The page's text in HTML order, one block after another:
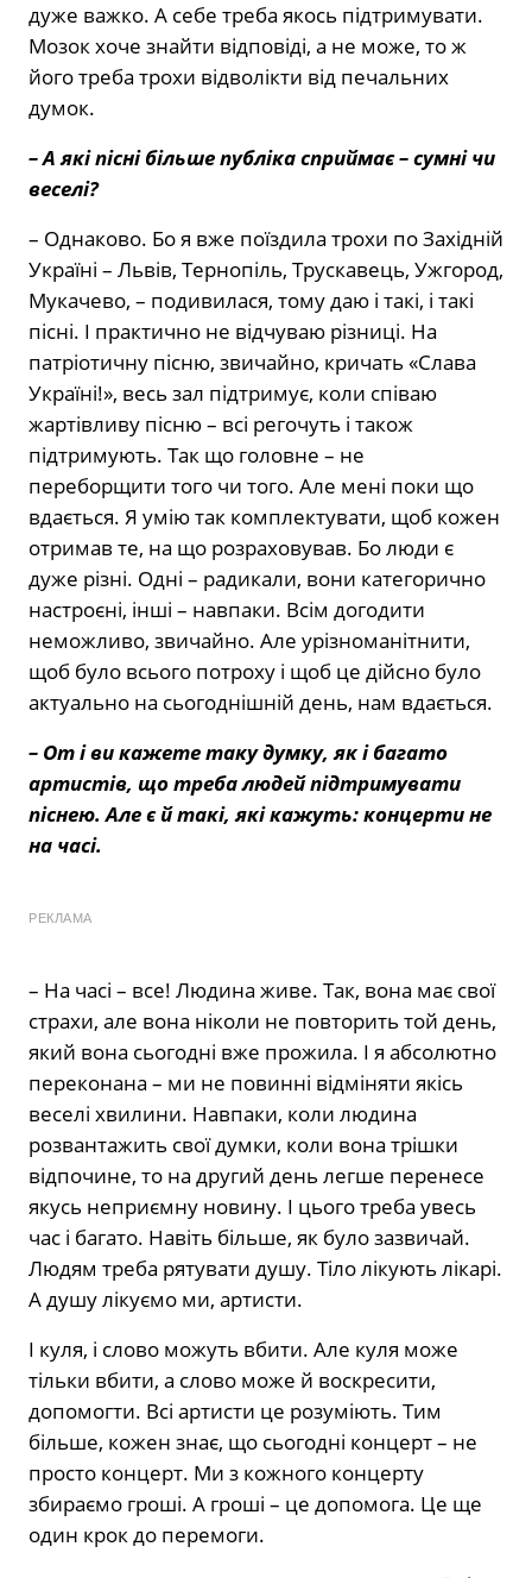
дуже важко. А себе треба якось підтримувати.
Мозок хоче знайти відповіді, а не може, то ж
його треба трохи відволікти від печальних
думок.
– А які пісні більше публіка сприймає – сумні чи
веселі?
– Однаково. Бо я вже поїздила трохи по Західній
Україні – Львів, Тернопіль, Трускавець, Ужгород,
Мукачево, – подивилася, тому даю і такі, і такі
пісні. І практично не відчуваю різниці. На
патріотичну пісню, звичайно, кричать «Слава
Україні!», весь зал підтримує, коли співаю
жартівливу пісню – всі регочуть і також
підтримують. Так що головне – не
переборщити того чи того. Але мені поки що
вдається. Я умію так комплектувати, щоб кожен
отримав те, на що розраховував. Бо люди є
дуже різні. Одні – радикали, вони категорично
настроєні, інші – навпаки. Всім догодити
неможливо, звичайно. Але урізноманітнити,
щоб було всього потроху і щоб це дійсно було
актуально на сьогоднішній день, нам вдається.
– От і ви кажете таку думку, як і багато
артистів, що треба людей підтримувати
піснею. Але є й такі, які кажуть: концерти не
на часі.
РЕКЛАМА
– На часі – все! Людина живе. Так, вона має свої
страхи, але вона ніколи не повторить той день,
який вона сьогодні вже прожила. І я абсолютно
переконана – ми не повинні відміняти якісь
веселі хвилини. Навпаки, коли людина
розвантажить свої думки, коли вона трішки
відпочине, то на другий день легше перенесе
якусь неприємну новину. І цього треба увесь
час і багато. Навіть більше, як було зазвичай.
Людям треба рятувати душу. Тіло лікують лікарі.
А душу лікуємо ми, артисти.
І куля, і слово можуть вбити. Але куля може
тільки вбити, а слово може й воскресити,
допомогти. Всі артисти це розуміють. Тим
більше, кожен знає, що сьогодні концерт – не
просто концерт. Ми з кожного концерту
збираємо гроші. А гроші – це допомога. Це ще
один крок до перемоги.